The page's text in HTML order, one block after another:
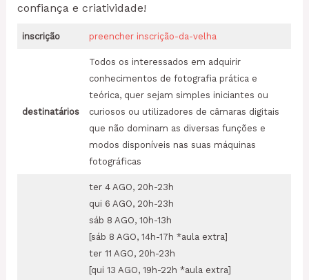
confiança e criatividade!
inscrição preencher inscrição-da-velha
destinatários
Todos os interessados em adquirir
conhecimentos de fotografia prática e
teórica, quer sejam simples iniciantes ou
curiosos ou utilizadores de câmaras digitais
que não dominam as diversas funções e
modos disponíveis nas suas máquinas
fotográficas
ter 4 AGO, 20h-23h
qui 6 AGO, 20h-23h
sáb 8 AGO, 10h-13h
[sáb 8 AGO, 14h-17h *aula extra]
ter 11 AGO, 20h-23h
[qui 13 AGO, 19h-22h *aula extra]